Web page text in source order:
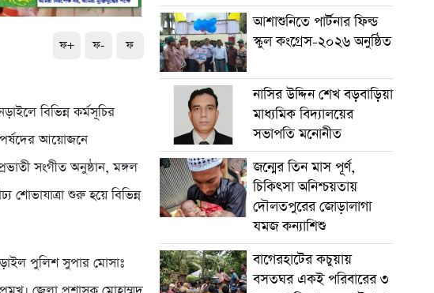
ফ+ ফ- ফ
বিভিন্ন কর্মসূচির
পর্ষদের আয়োজনে
সংগীত অনুষ্ঠান, মঙ্গল
শোভাযাত্রা শুরু হয়ে বিভিন্ন
পুলিশ সুপার মোসাঃ
আশাশুনিতে পার্টনার ফিল্ড
স্কুল কংগ্রেস-২০২৬ অনুষ্ঠিত
নাসির উদ্দিন শেখ বড়বাড়িয়া
মাধ্যমিক বিদ্যালয়ের
সভাপতি মনোনীত
জন্মের তিন মাস পূর্ণ,
চিকিৎসা অনিশ্চয়তায়
দৌলতপুরের জোড়ালাগা
যমজ কন্যাশিশু
বাগেরহাটের কচুয়ায়
বসতঘর একই পরিবারের ৩